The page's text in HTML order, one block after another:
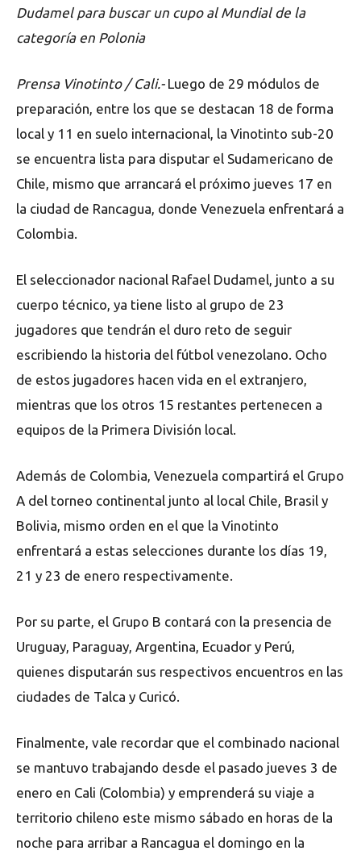
Dudamel para buscar un cupo al Mundial de la
categoría en Polonia
Prensa Vinotinto / Cali.- Luego de 29 módulos de
preparación, entre los que se destacan 18 de forma
local y 11 en suelo internacional, la Vinotinto sub-20
se encuentra lista para disputar el Sudamericano de
Chile, mismo que arrancará el próximo jueves 17 en
la ciudad de Rancagua, donde Venezuela enfrentará a
Colombia.
El seleccionador nacional Rafael Dudamel, junto a su
cuerpo técnico, ya tiene listo al grupo de 23
jugadores que tendrán el duro reto de seguir
escribiendo la historia del fútbol venezolano. Ocho
de estos jugadores hacen vida en el extranjero,
mientras que los otros 15 restantes pertenecen a
equipos de la Primera División local.
Además de Colombia, Venezuela compartirá el Grupo
A del torneo continental junto al local Chile, Brasil y
Bolivia, mismo orden en el que la Vinotinto
enfrentará a estas selecciones durante los días 19,
21 y 23 de enero respectivamente.
Por su parte, el Grupo B contará con la presencia de
Uruguay, Paraguay, Argentina, Ecuador y Perú,
quienes disputarán sus respectivos encuentros en las
ciudades de Talca y Curicó.
Finalmente, vale recordar que el combinado nacional
se mantuvo trabajando desde el pasado jueves 3 de
enero en Cali (Colombia) y emprenderá su viaje a
territorio chileno este mismo sábado en horas de la
noche para arribar a Rancagua el domingo en la